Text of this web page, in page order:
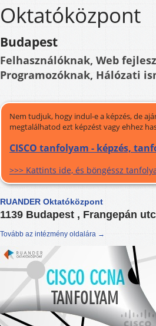
Oktatóközpont
Budapest
Felhasználóknak, Web
Programozóknak, Hálózati
Nem tudjuk, hogy indul-e a képzés, de
megtalálhatod ezt képzést vagy ehhez
CISCO tanfolyam - képzés,
>>> Kattints ide, és böngéssz
RUANDER Oktatóközpont
1139 Budapest , Frangepán
Tovább az intézmény oldalára →